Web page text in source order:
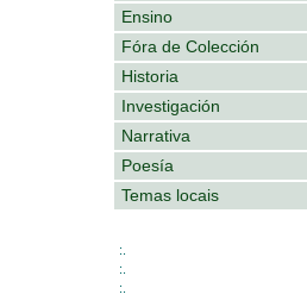
Ensino
Fóra de Colección
Historia
Investigación
Narrativa
Poesía
Temas locais
:.
:.
:.